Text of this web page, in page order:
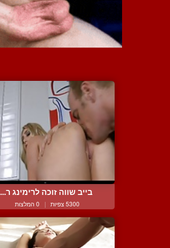
בייב שווה זוכה לרימינג ר...
5300 צפיות | 0 המלצות